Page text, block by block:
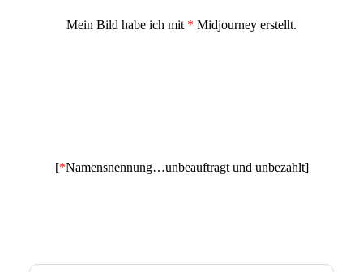
Mein Bild habe ich mit * Midjourney erstellt.
[*Namensnennung…unbeauftragt und unbezahlt]